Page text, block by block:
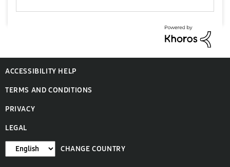
ACCESSIBILITY HELP
TERMS AND CONDITIONS
PRIVACY
LEGAL
CHANGE COUNTRY